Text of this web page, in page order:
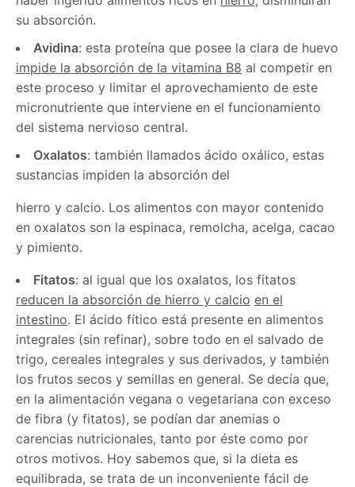
su absorción.
Avidina: esta proteína que posee la clara de huevo
impide la absorción de la vitamina B8 al competir en
este proceso y limitar el aprovechamiento de este
micronutriente que interviene en el funcionamiento
del sistema nervioso central.
Oxalatos: también llamados ácido oxálico, estas
sustancias impiden la absorción del
hierro y calcio. Los alimentos con mayor contenido
en oxalatos son la espinaca, remolcha, acelga, cacao
y pimiento.
Fitatos: al igual que los oxalatos, los fitatos
reducen la absorción de hierro y calcio en el
intestino. El ácido fítico está presente en alimentos
integrales (sin refinar), sobre todo en el salvado de
trigo, cereales integrales y sus derivados, y también
los frutos secos y semillas en general. Se decía que,
en la alimentación vegana o vegetariana con exceso
de fibra (y fitatos), se podían dar anemias o
carencias nutricionales, tanto por éste como por
otros motivos. Hoy sabemos que, si la dieta es
equilibrada, se trata de un inconveniente fácil de